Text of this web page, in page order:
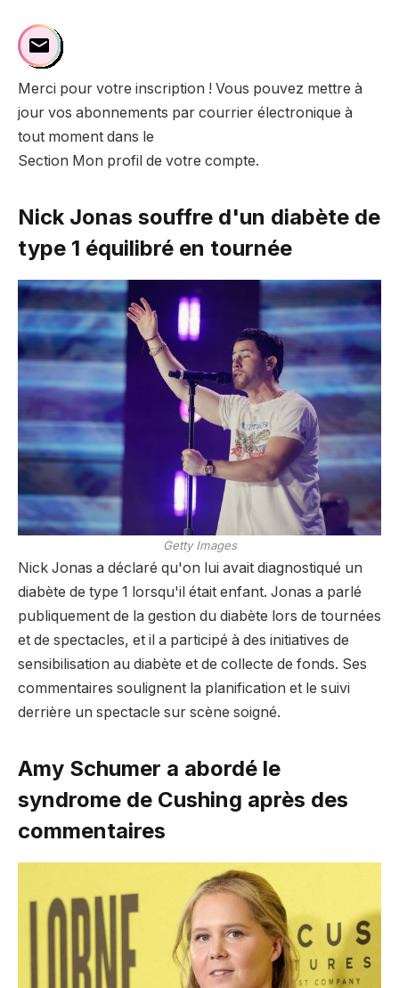
Merci pour votre inscription ! Vous pouvez mettre à
jour vos abonnements par courrier électronique à
tout moment dans le
Section Mon profil de votre compte.
Nick Jonas souffre d'un diabète de
type 1 équilibré en tournée
Getty Images
Nick Jonas a déclaré qu'on lui avait diagnostiqué un
diabète de type 1 lorsqu'il était enfant. Jonas a parlé
publiquement de la gestion du diabète lors de tournées
et de spectacles, et il a participé à des initiatives de
sensibilisation au diabète et de collecte de fonds. Ses
commentaires soulignent la planification et le suivi
derrière un spectacle sur scène soigné.
Amy Schumer a abordé le
syndrome de Cushing après des
commentaires